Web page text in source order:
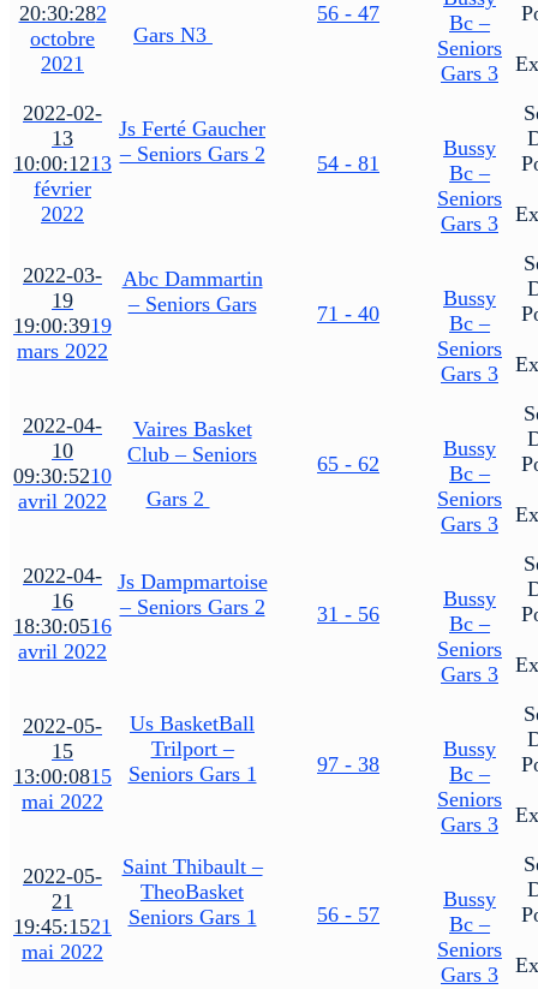
20:30:282
octobre
2021
Gars N3
56 - 47
Bc –
Seniors
Gars 3
2022-02-
13
10:00:1213
février
2022
Js Ferté Gaucher
– Seniors Gars 2
54 - 81
Bussy
Bc –
Seniors
Gars 3
2022-03-
19
19:00:3919
mars 2022
Abc Dammartin
– Seniors Gars
71 - 40
Bussy
Bc –
Seniors
Gars 3
2022-04-
10
09:30:5210
avril 2022
Vaires Basket
Club – Seniors
Gars 2
65 - 62
Bussy
Bc –
Seniors
Gars 3
2022-04-
16
18:30:0516
avril 2022
Js Dampmartoise
– Seniors Gars 2
31 - 56
Bussy
Bc –
Seniors
Gars 3
2022-05-
15
13:00:0815
mai 2022
Us BasketBall
Trilport –
Seniors Gars 1
97 - 38
Bussy
Bc –
Seniors
Gars 3
2022-05-
21
19:45:1521
mai 2022
Saint Thibault –
TheoBasket
Seniors Gars 1
56 - 57
Bussy
Bc –
Seniors
Gars 3